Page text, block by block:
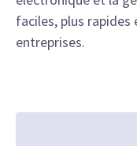
faciles, plus
entreprises.